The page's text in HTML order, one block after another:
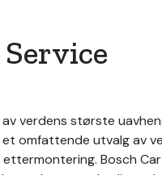
verdens største
et omfattende utvalg av
ettermontering. Bosch